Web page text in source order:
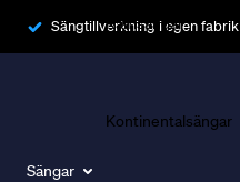
Sängtillverkning i egen fabrik
Sängar
Ramsängar
Kontinentalsängar